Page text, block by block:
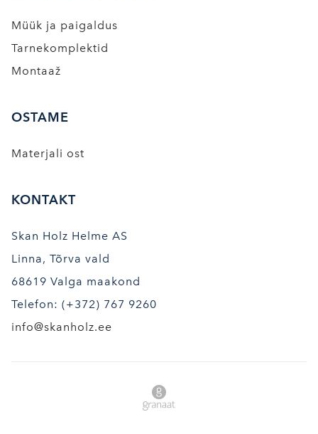
Müük ja paigaldus
Tarnekomplektid
Montaaž
OSTAME
Materjali ost
KONTAKT
Skan Holz Helme AS
Linna, Tõrva vald
68619 Valga maakond
Telefon: (+372) 767 9260
info@skanholz.ee